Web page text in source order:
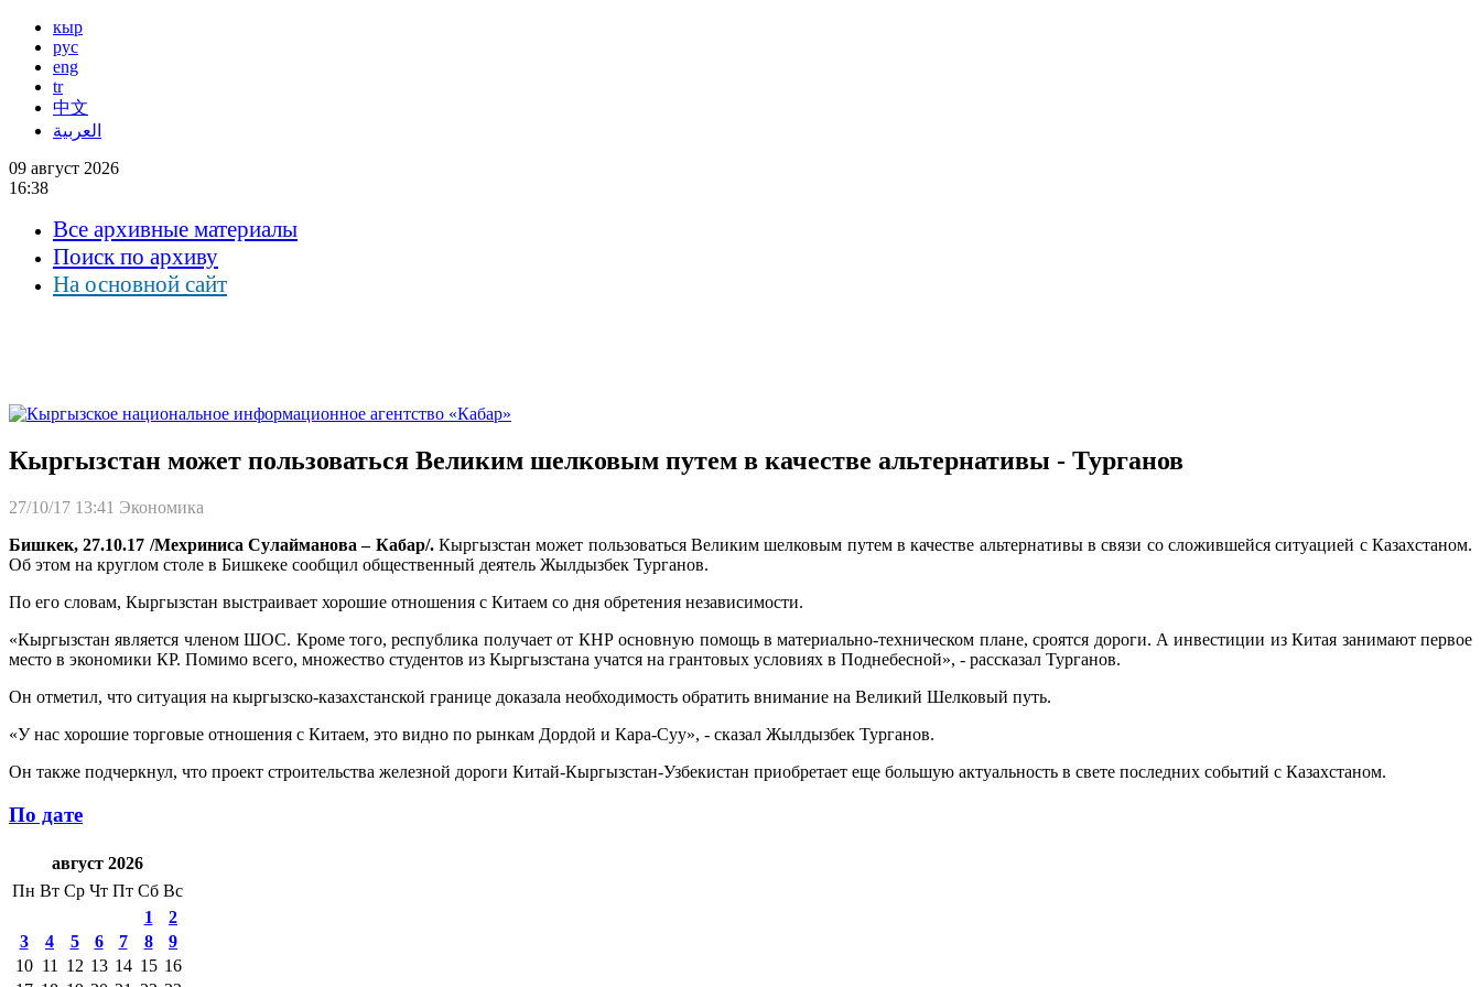
кыр
рус
eng
tr
中文
العربية
09 август 2026
16:38
Все архивные материалы
Поиск по архиву
На основной сайт
Кыргызстан может пользоваться Великим шелковым путем в качестве альтернативы - Турганов
27/10/17 13:41 Экономика
Бишкек, 27.10.17 /Мехриниса Сулайманова – Кабар/.Кыргызстан может пользоваться Великим шелковым путем в качестве альтернативы в связи со сложившейся ситуацией с Казахстаном.
Об этом на круглом столе в Бишкеке сообщил общественный деятель Жылдызбек Турганов.
По его словам, Кыргызстан выстраивает хорошие отношения с Китаем со дня обретения независимости.
«Кыргызстан является членом ШОС. Кроме того, республика получает от КНР основную помощь в материально-техническом плане, сроятся дороги. А инвестиции из Китая занимают первое
место в экономики КР. Помимо всего, множество студентов из Кыргызстана учатся на грантовых условиях в Поднебесной», - рассказал Турганов.
Он отметил, что ситуация на кыргызско-казахстанской границе доказала необходимость обратить внимание на Великий Шелковый путь.
«У нас хорошие торговые отношения с Китаем, это видно по рынкам Дордой и Кара-Суу», - сказал Жылдызбек Турганов.
Он также подчеркнул, что проект строительства железной дороги Китай-Кыргызстан-Узбекистан приобретает еще большую актуальность в свете последних событий с Казахстаном.
По дате
август 2026
Пн Вт Ср Чт Пт Сб Вс
1
2
3
4 5 6 7 8
9
10 11 12 13 14 15 16